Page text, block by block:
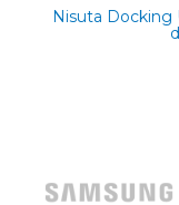
Nisuta Docking